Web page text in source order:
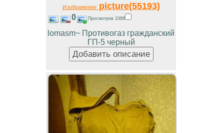
Изображениеpicture(55193)
0 Просмотров 1068
lomasm~ Противогаз гражданский
ГП-5 черный